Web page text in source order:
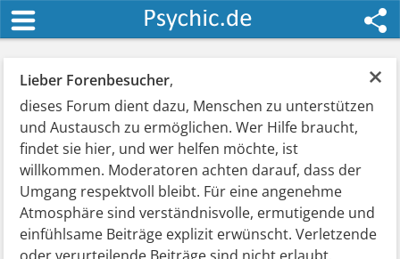
×
Lieber Forenbesucher,
dieses Forum dient dazu, Menschen zu unterstützen
und Austausch zu ermöglichen. Wer Hilfe braucht,
findet sie hier, und wer helfen möchte, ist
willkommen. Moderatoren achten darauf, dass der
Umgang respektvoll bleibt. Für eine angenehme
Atmosphäre sind verständnisvolle, ermutigende und
einfühlsame Beiträge explizit erwünscht. Verletzende